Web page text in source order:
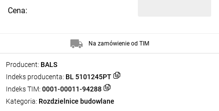
Producent: BALS
Indeks producenta: BL 5101245PT
Indeks TIM: 0001-00011-94288
Kategoria: Rozdzielnice budowlane
Cena:
Na zamówienie od TIM